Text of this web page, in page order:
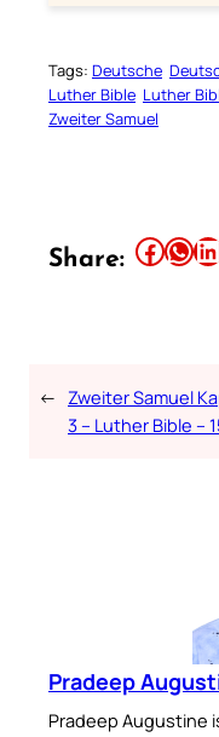
Tags: Deutsche
Luther Bible Luther
Zweiter Samuel
Share: Share this article on Facebook Share this article on WhatsApp Share this article on LinkedIn
← Zweiter Samuel
3 – Luther Bible –
Pradeep
Pradeep Augustine